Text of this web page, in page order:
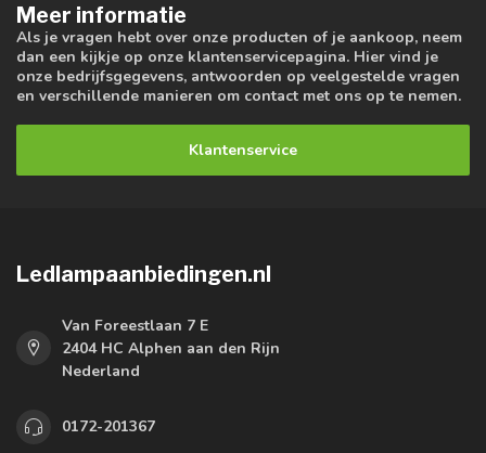
Meer informatie
Als je vragen hebt over onze producten of je aankoop, neem
dan een kijkje op onze klantenservicepagina. Hier vind je
onze bedrijfsgegevens, antwoorden op veelgestelde vragen
en verschillende manieren om contact met ons op te nemen.
Klantenservice
Ledlampaanbiedingen.nl
Van Foreestlaan 7 E
2404 HC Alphen aan den Rijn
Nederland
0172-201367